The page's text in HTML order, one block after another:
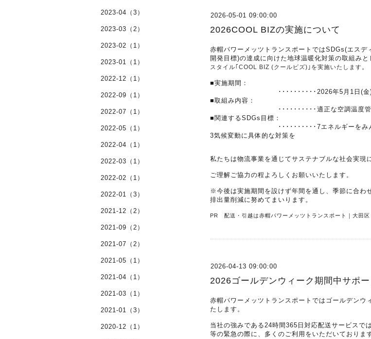
2026-05-01 09:00:00
2026COOL BIZの実施について
赤帽パワーメッツトランスポートではSDGs(エス
開発目標)の達成に向けた地球温暖化対策の取組み
スタイル｢COOL BIZ (クールビズ)｣を実施いたします。
■実施期間：
･･････････2026年5月1日(金)～9
■取組み内容：
･･････････適正な空調温度管理およ
■関連するSDGs目標：
･･････････7エネルギーをみんなに そ
3気候変動に具体的な対策を
私たちは物流事業を通じてサステナブルな社会実現
ご理解ご協力の程よろしくお願いいたします。
※今後は実施期間を設けず年間を通し、季節に合わ
排出量削減に努めてまいります。
PR 配送・引越は赤帽パワーメッツトランスポート｜大田
2026-04-13 09:00:00
2026ゴールデンウィーク期間中サポ
赤帽パワーメッツトランスポートではゴールデン
たします。
当社の強みである24時間365日対応配送サービスで
等の緊急の際に、多くのご利用をいただいておりま
2023-04（3）
2023-03（2）
2023-02（1）
2023-01（1）
2022-12（1）
2022-09（1）
2022-07（1）
2022-05（1）
2022-04（1）
2022-03（1）
2022-02（1）
2022-01（3）
2021-12（2）
2021-09（2）
2021-07（2）
2021-05（1）
2021-04（1）
2021-03（1）
2021-01（3）
2020-12（1）